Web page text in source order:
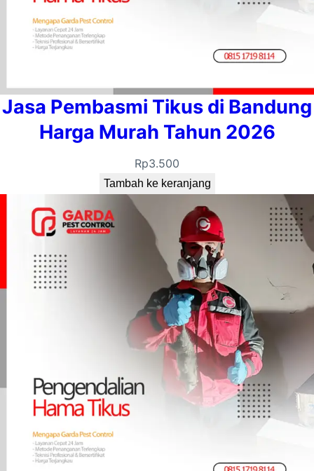
Jasa Pembasmi Tikus di Bandung
Harga Murah Tahun 2026
Rp3.500
Tambah ke keranjang